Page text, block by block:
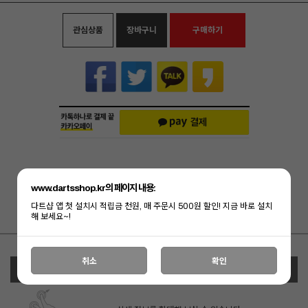
관심상품 장바구니 구매하기
[ 결제혜택 ]
상세정보 새창 열기
www.dartsshop.kr의 페이지 내용:
다트샵 앱 첫 설치시 적립금 천원, 매 주문시 500원 할인! 지금 바로 설치
해 보세요~!
취소 확인